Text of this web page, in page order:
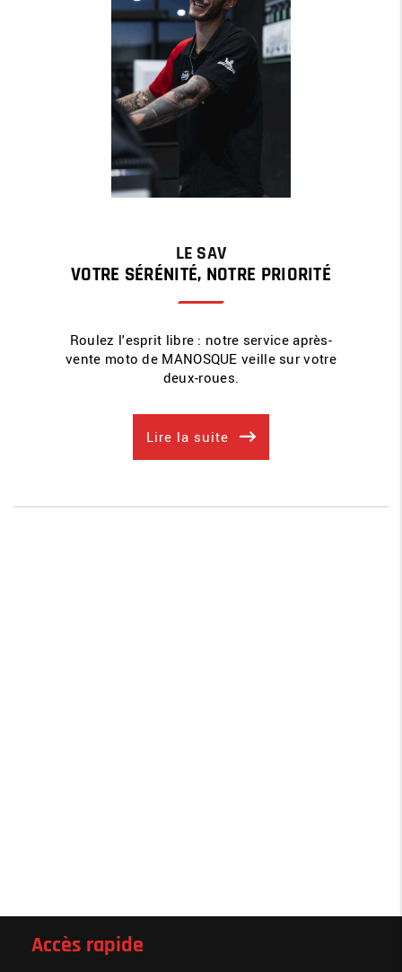
LE SAV
VOTRE SÉRÉNITÉ, NOTRE PRIORITÉ
Roulez l'esprit libre : notre service après-
vente moto de MANOSQUE veille sur votre
deux-roues.
Lire la suite
Accès rapide